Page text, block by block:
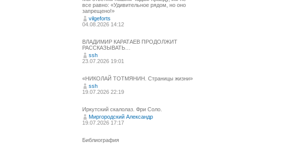
все равно: «Удивительное рядом, но оно
запрещено!»
vilgeforts
04.08.2026 14:12
ВЛАДИМИР КАРАТАЕВ ПРОДОЛЖИТ
РАССКАЗЫВАТЬ…
ssh
23.07.2026 19:01
«НИКОЛАЙ ТОТМЯНИН. Страницы жизни»
ssh
19.07.2026 22:19
Иркутский скалолаз. Фри Соло.
Миргородский Александр
19.07.2026 17:17
Библиография